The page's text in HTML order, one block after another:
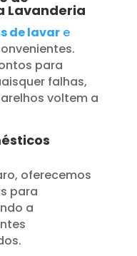
Lavanderia
de lavare
para
falhas,
voltem a
oferecemos
para
a